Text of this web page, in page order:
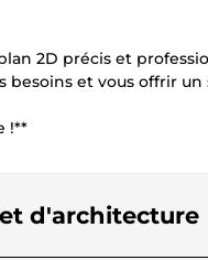
2D précis et
besoins et vous offrir un
!**
d'architecture